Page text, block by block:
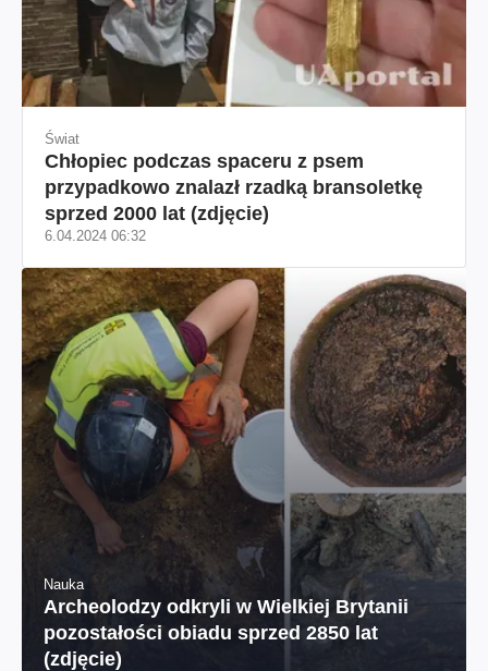
Świat
Chłopiec podczas spaceru z psem
przypadkowo znalazł rzadką bransoletkę
sprzed 2000 lat (zdjęcie)
6.04.2024 06:32
Nauka
Archeolodzy odkryli w Wielkiej Brytanii
pozostałości obiadu sprzed 2850 lat
(zdjęcie)